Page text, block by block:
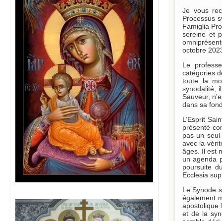
Je vous
Processus
Famiglia
sereine et
octobre
Le
catégories
toute la
synodalité,
Sauveur,
dans sa
L’Esprit
présenté
pas un seul
avec la
âges. Il est
un agenda
poursuite
Ecclesia
Le Synode
également
apostolique
et de la